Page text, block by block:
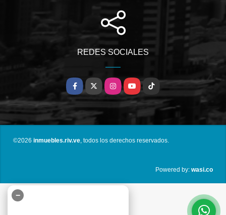
REDES SOCIALES
Facebook
X InstagramYouTubeTikTok
©2026 inmuebles.riv.ve, todos los derechos reservados.
Powered by: wasi.co
−